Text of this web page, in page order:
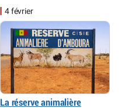
4 février
La réserve animalière